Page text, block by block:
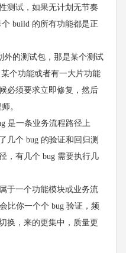
测试，如果无计划无节奏
build 的所有功能都是正
的测试包，那是某个测试
个功能或者有一大片功能
必须要求立即修复，然后
。
一条业务流程路径上
几个 bug 的验证和回归测
，有几个 bug 需要执行几
一个功能模块或业务流
比你一个个 bug 验证，频
换，来的更集中，质量更